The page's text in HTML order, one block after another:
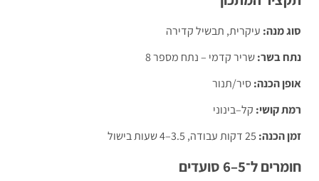
מנה:עיקרית, תבשיל קדירה
בשר:שריר קדמי – נתח מספר 8
הכנה:סיר/תנור
קושי:קל–בינוני
הכנה:25 דקות עבודה, 3.5–4 שעות בישול
ל־5–6 סועדים